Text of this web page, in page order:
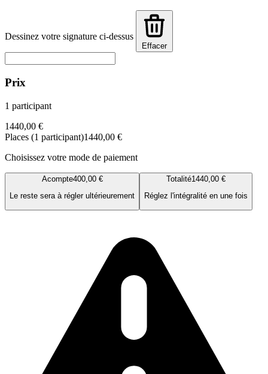
Dessinez votre signature ci-dessus
Effacer
Prix
1 participant
1440,00 €
Places (1 participant)1440,00 €
Choisissez votre mode de paiement
Acompte400,00 €
Le reste sera à régler ultérieurement
Totalité1440,00 €
Réglez l'intégralité en une fois